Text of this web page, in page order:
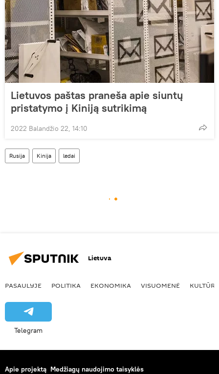
Lietuvos paštas praneša apie siuntų
pristatymo į Kiniją sutrikimą
2022 Balandžio 22, 14:10
Rusija Kinija ledai
Lietuva
PASAULYJE POLITIKA EKONOMIKA VISUOMENĖ KULTŪRA
Telegram
Apie projektą Medžiagų naudojimo taisyklės